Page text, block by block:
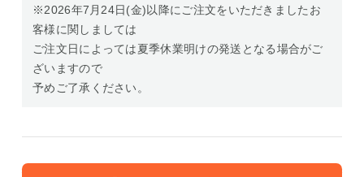
※2026年7月24日(金)以降にご注文をいただきましたお
客様に関しましては
ご注文日によっては夏季休業明けの発送となる場合がご
ざいますので
予めご了承ください。